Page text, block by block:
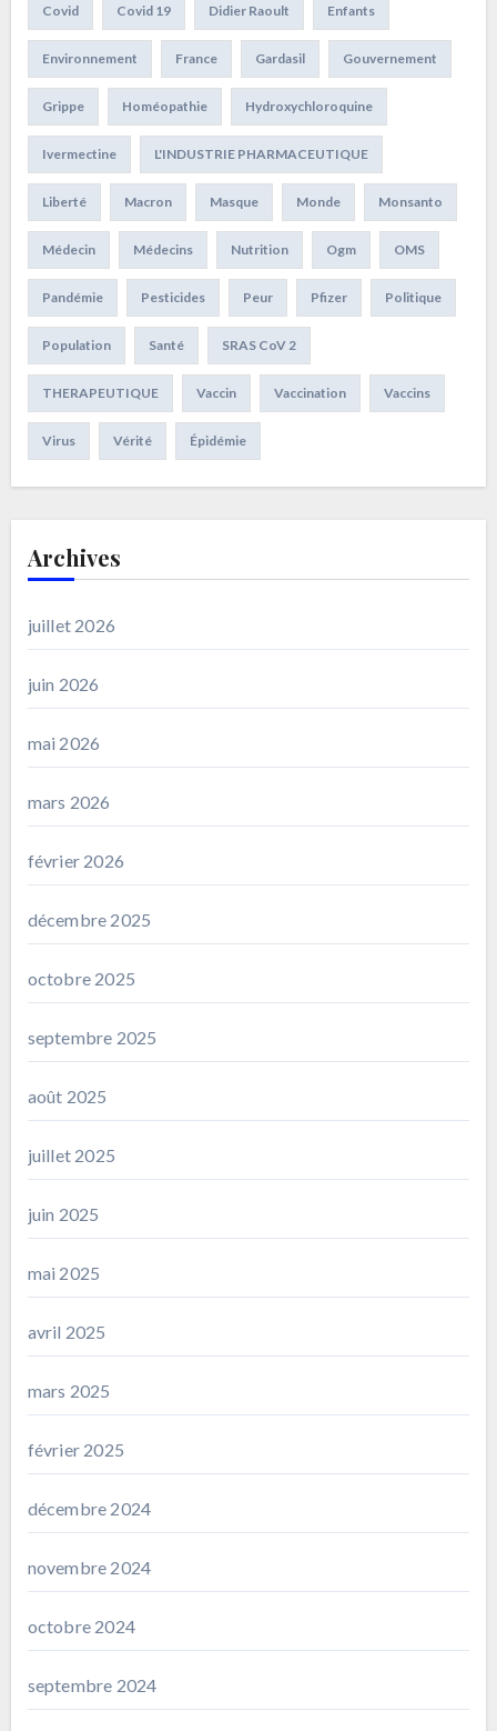
Covid Covid 19 Didier Raoult Enfants
Environnement France Gardasil Gouvernement
Grippe Homéopathie Hydroxychloroquine
Ivermectine L'INDUSTRIE PHARMACEUTIQUE
Liberté Macron Masque Monde Monsanto
Médecin Médecins Nutrition Ogm OMS
Pandémie Pesticides Peur Pfizer Politique
Population Santé SRAS CoV 2
THERAPEUTIQUE Vaccin Vaccination Vaccins
Virus Vérité Épidémie
Archives
juillet 2026
juin 2026
mai 2026
mars 2026
février 2026
décembre 2025
octobre 2025
septembre 2025
août 2025
juillet 2025
juin 2025
mai 2025
avril 2025
mars 2025
février 2025
décembre 2024
novembre 2024
octobre 2024
septembre 2024